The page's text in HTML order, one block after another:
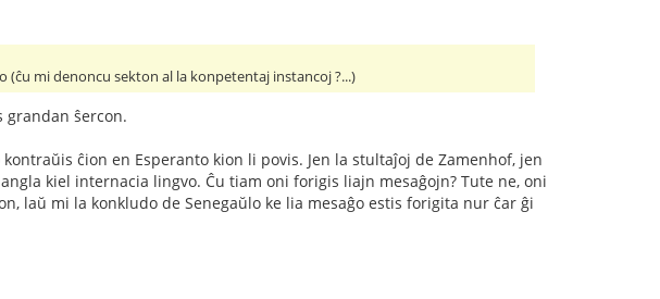
(ĉu mi denoncu sekton al la konpetentaj instancoj ?...)
grandan ŝercon.
ĉion en Esperanto kion li povis. Jen la stultaĵoj de Zamenhof, jen
kiel internacia lingvo. Ĉu tiam oni forigis liajn mesaĝojn? Tute ne, oni
laŭ mi la konkludo de Senegaŭlo ke lia mesaĝo estis forigita nur ĉar ĝi